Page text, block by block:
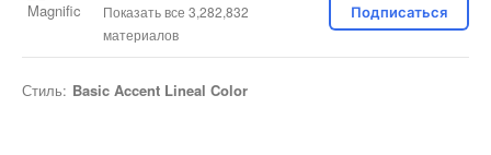
Показать все 3,282,832
материалов
Подписаться
Стиль: Basic Accent Lineal Color